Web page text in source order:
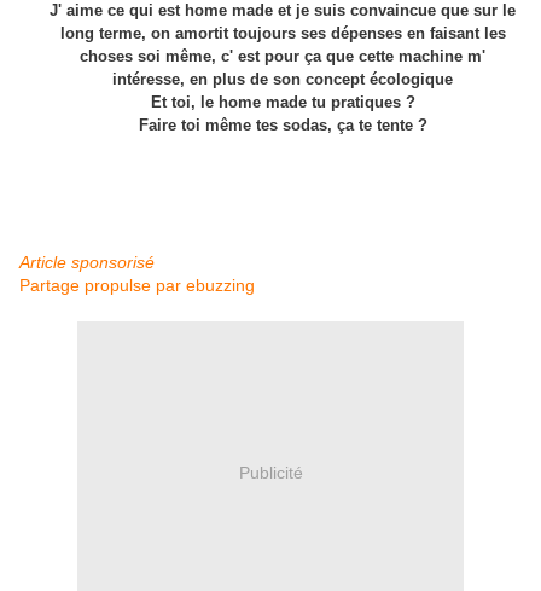
J' aime ce qui est home made et je suis convaincue que sur le
long terme, on amortit toujours ses dépenses en faisant les
choses soi même, c' est pour ça que cette machine m'
intéresse, en plus de son concept écologique
Et toi, le home made tu pratiques ?
Faire toi même tes sodas, ça te tente ?
Article sponsorisé
Partage propulse par ebuzzing
Publicité